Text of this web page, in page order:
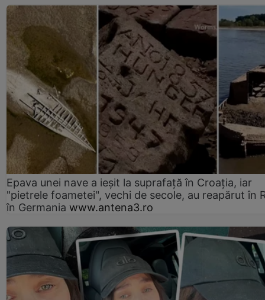
Epava unei nave a ieșit la suprafață în Croația, iar
"pietrele foametei", vechi de secole, au reapărut în
în Germania www.antena3.ro